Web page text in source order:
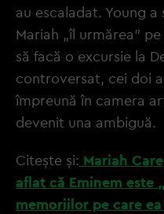
au escaladat. Young
Mariah „îl urmărea”
să facă o excursie la
controversat, cei doi
împreună în camera
devenit una ambiguă.
Citește și: Mariah
aflat că Eminem este
memoriilor pe care